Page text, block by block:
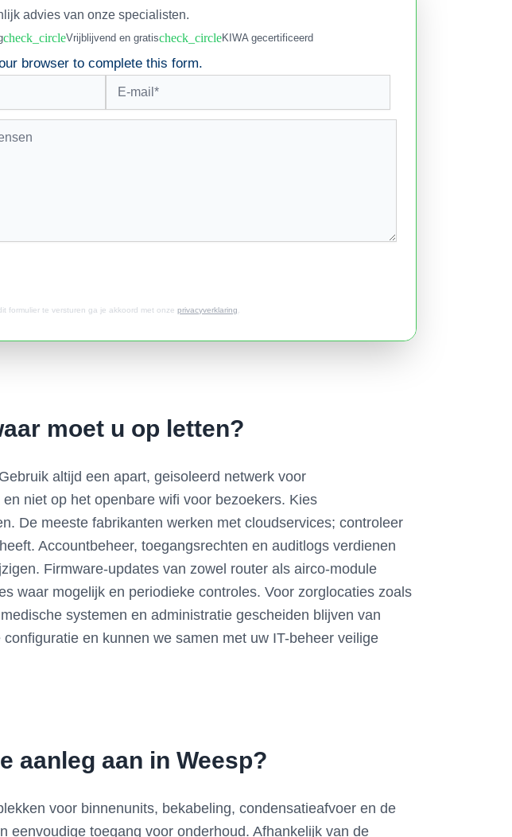
advies van onze specialisten.
check_circleVrijblijvend en gratischeck_circleKIWA gecertificeerd
browser to complete this form.
formulier te versturen ga je akkoord met onzeprivacyverklaring.
moet u op letten?
altijd een apart, geisoleerd netwerk voor
niet op het openbare wifi voor bezoekers. Kies
De meeste fabrikanten werken met cloudservices; controleer
Accountbeheer, toegangsrechten en auditlogs verdienen
Firmware-updates van zowel router als airco-module
waar mogelijk en periodieke controles. Voor zorglocaties zoals
systemen en administratie gescheiden blijven van
en kunnen we samen met uw IT-beheer veilige
aanleg aan in Weesp?
voor binnenunits, bekabeling, condensatieafvoer en de
eenvoudige toegang voor onderhoud. Afhankelijk van de